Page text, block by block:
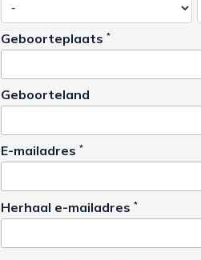
Geboorteplaats *
Geboorteland
E-mailadres *
Herhaal e-mailadres *